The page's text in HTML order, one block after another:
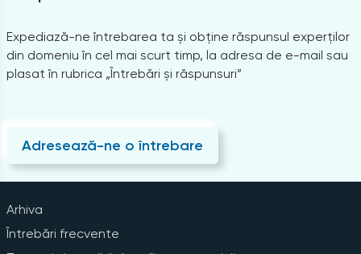
Expediază-ne întrebarea ta și obține răspunsul experților
din domeniu în cel mai scurt timp, la adresa de e-mail sau
plasat în rubrica „Întrebări și răspunsuri”
Adresează-ne o întrebare
Arhiva
Întrebări frecvente